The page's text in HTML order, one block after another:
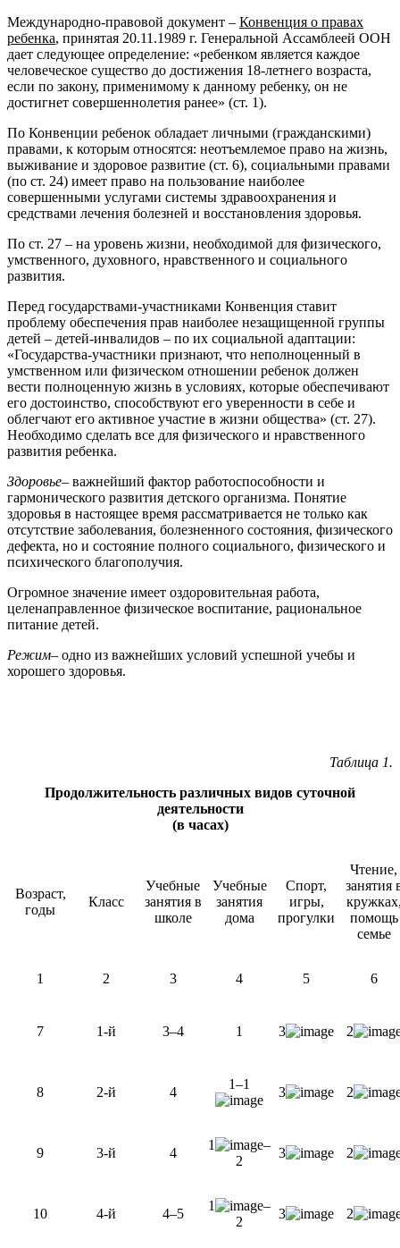
Международно-правовой документ – Конвенция о правах
ребенка, принятая 20.11.1989 г. Генеральной Ассамблеей ООН
дает следующее определение: «ребенком является каждое
человеческое существо до достижения 18-летнего возраста,
если по закону, применимому к данному ребенку, он не
достигнет совершеннолетия ранее» (ст. 1).
По Конвенции ребенок обладает личными (гражданскими)
правами, к которым относятся: неотъемлемое право на жизнь,
выживание и здоровое развитие (ст. 6), социальными правами
(по ст. 24) имеет право на пользование наиболее
совершенными услугами системы здравоохранения и
средствами лечения болезней и восстановления здоровья.
По ст. 27 – на уровень жизни, необходимой для физического,
умственного, духовного, нравственного и социального
развития.
Перед государствами-участниками Конвенция ставит
проблему обеспечения прав наиболее незащищенной группы
детей – детей-инвалидов – по их социальной адаптации:
«Государства-участники признают, что неполноценный в
умственном или физическом отношении ребенок должен
вести полноценную жизнь в условиях, которые обеспечивают
его достоинство, способствуют его уверенности в себе и
облегчают его активное участие в жизни общества» (ст. 27).
Необходимо сделать все для физического и нравственного
развития ребенка.
Здоровье– важнейший фактор работоспособности и
гармонического развития детского организма. Понятие
здоровья в настоящее время рассматривается не только как
отсутствие заболевания, болезненного состояния, физического
дефекта, но и состояние полного социального, физического и
психического благополучия.
Огромное значение имеет оздоровительная работа,
целенаправленное физическое воспитание, рациональное
питание детей.
Режим– одно из важнейших условий успешной учебы и
хорошего здоровья.
Таблица 1.
Продолжительность различных видов суточной
деятельности
(в часах)
Возраст,
годы
Класс
Учебные
занятия в
школе
Учебные
занятия
дома
Спорт,
игры,
прогулки
Чтение,
занятия
помощь
семье
1 2 3 4 5 6
7 1-й 3–4 1 3 2
8 2-й 4
1–1
3 2
9 3-й 4
1
–
2
3 2
10 4-й 4–5
1
–
2
3 2